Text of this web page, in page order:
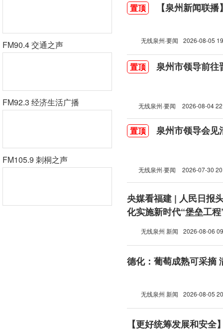
FM90.4 交通之声
FM92.3 经济生活广播
FM105.9 刺桐之声
置顶 【泉州新闻联
无线泉州·要闻 2026-08-05
置顶 泉州市领导前往
无线泉州·要闻 2026-08-04
置顶 泉州市领导会见
无线泉州·要闻 2026-07-30
央媒看福建 | 人民日报
化实施新时代“堡垒工程
无线泉州 新闻 2026-08-06
德化：葡萄成熟可采摘
无线泉州 新闻 2026-08-05
【更好统筹发展和安全